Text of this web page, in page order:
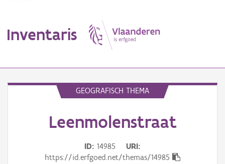
Inventaris
GEOGRAFISCH THEMA
Leenmolenstraat
ID 14985
URI
https://id.erfgoed.net/themas/14985